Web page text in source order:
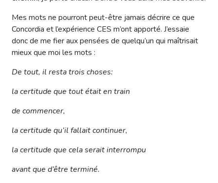
Mes mots ne pourront peut-être jamais décrire ce que
Concordia et l’expérience CES m’ont apporté. J’essaie
donc de me fier aux pensées de quelqu’un qui maîtrisait
mieux que moi les mots :
De tout, il resta trois choses:
la certitude que tout était en train
de commencer,
la certitude qu’il fallait continuer,
la certitude que cela serait interrompu
avant que d’être terminé.